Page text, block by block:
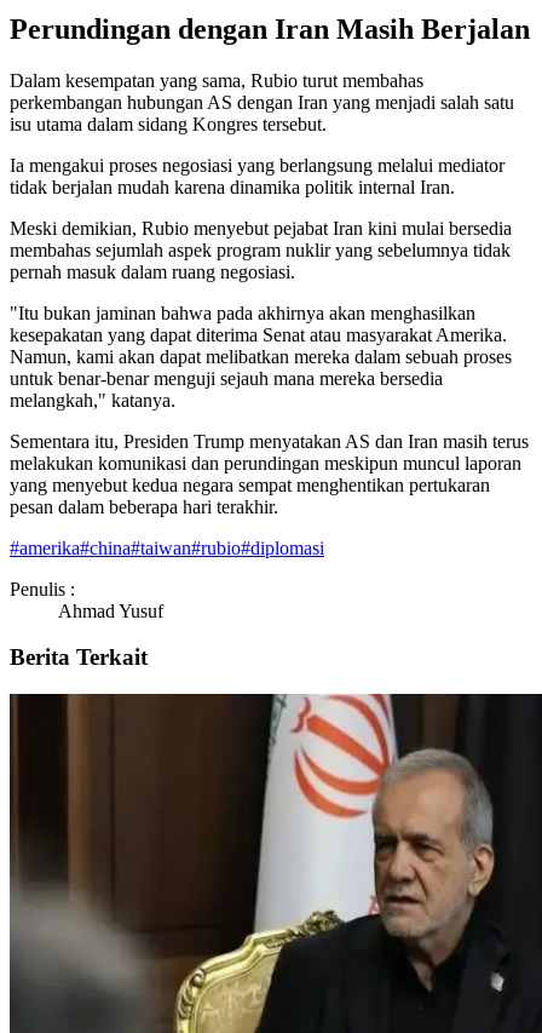
Perundingan dengan Iran Masih Berjalan
Dalam kesempatan yang sama, Rubio turut membahas
perkembangan hubungan AS dengan Iran yang menjadi salah satu
isu utama dalam sidang Kongres tersebut.
Ia mengakui proses negosiasi yang berlangsung melalui mediator
tidak berjalan mudah karena dinamika politik internal Iran.
Meski demikian, Rubio menyebut pejabat Iran kini mulai bersedia
membahas sejumlah aspek program nuklir yang sebelumnya tidak
pernah masuk dalam ruang negosiasi.
"Itu bukan jaminan bahwa pada akhirnya akan menghasilkan
kesepakatan yang dapat diterima Senat atau masyarakat Amerika.
Namun, kami akan dapat melibatkan mereka dalam sebuah proses
untuk benar-benar menguji sejauh mana mereka bersedia
melangkah," katanya.
Sementara itu, Presiden Trump menyatakan AS dan Iran masih terus
melakukan komunikasi dan perundingan meskipun muncul laporan
yang menyebut kedua negara sempat menghentikan pertukaran
pesan dalam beberapa hari terakhir.
#amerika#china#taiwan#rubio#diplomasi
Penulis :
Ahmad Yusuf
Berita Terkait